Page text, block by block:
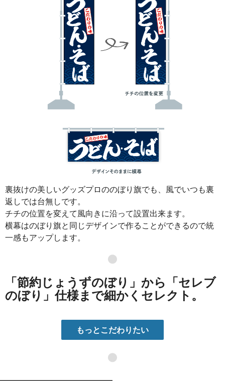
裏抜けの美しいグッズプロののぼり旗でも、風でいつも裏
返しでは台無しです。
チチの位置を変えて風向きに沿って設置出来ます。
横幕はのぼり旗と同じデザインで作ることができるので統
一感もアップします。
●
「節約じょうずのぼり」から「セレブ
のぼり」仕様まで細かくセレクト。
もっとこだわりたい
●